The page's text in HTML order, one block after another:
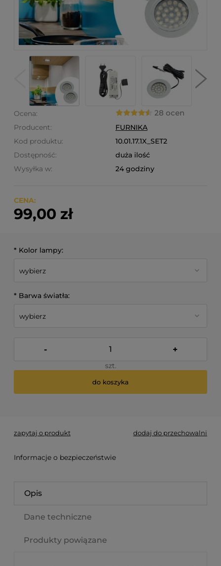
Ocena: 28 ocen
Producent:
FURNIKA
Kod produktu:
10.01.17.1X_SET2
Dostępność:
duża ilość
Wysyłka w:
24 godziny
CENA:
99,00 zł
* Kolor lampy:
* Barwa światła:
- +
szt.
do koszyka
zapytaj o produkt dodaj do przechowalni
Informacje o bezpieczeństwie
Opis
Dane techniczne
Produkty powiązane